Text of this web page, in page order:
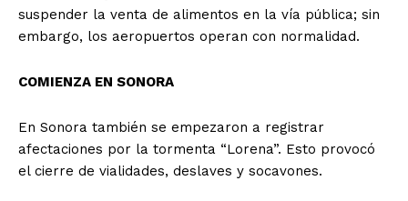
suspender la venta de alimentos en la vía pública; sin
embargo, los aeropuertos operan con normalidad.
COMIENZA EN SONORA
En Sonora también se empezaron a registrar
afectaciones por la tormenta “Lorena”. Esto provocó
el cierre de vialidades, deslaves y socavones.